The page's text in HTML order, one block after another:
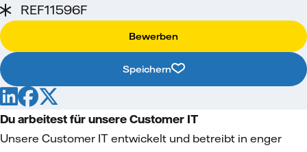
REF11596F
Bewerben
Speichern
Du arbeitest für unsere Customer IT
Unsere Customer IT entwickelt und betreibt in enger